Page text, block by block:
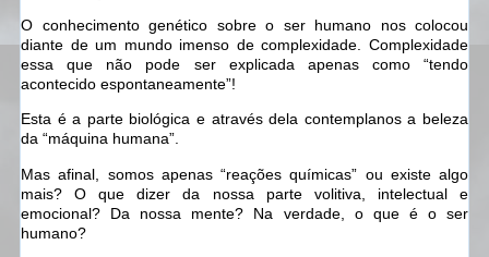
O conhecimento genético sobre o ser humano nos colocou
diante de um mundo imenso de complexidade. Complexidade
essa que não pode ser explicada apenas como “tendo
acontecido espontaneamente”!
Esta é a parte biológica e através dela contemplanos a beleza
da “máquina humana”.
Mas afinal, somos apenas “reações químicas” ou existe algo
mais? O que dizer da nossa parte volitiva, intelectual e
emocional? Da nossa mente? Na verdade, o que é o ser
humano?